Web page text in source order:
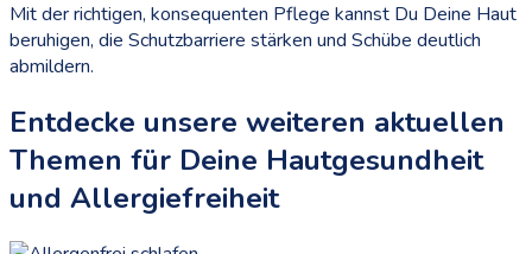
Mit der richtigen, konsequenten Pflege kannst Du Deine Haut
beruhigen, die Schutzbarriere stärken und Schübe deutlich
abmildern.
Entdecke unsere weiteren aktuellen
Themen für Deine Hautgesundheit
und Allergiefreiheit